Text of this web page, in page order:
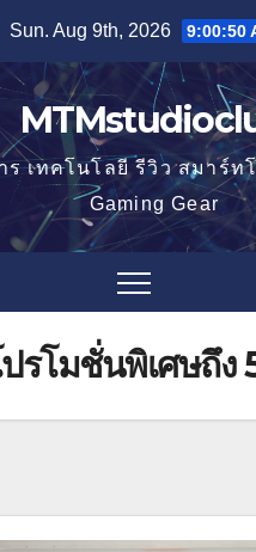
Sun. Aug 9th, 2026 9:00:50
ร เทคโนโลยี รีวิว สมาร์ท
Gaming Gear
รโมชั่นพิเศษถึง